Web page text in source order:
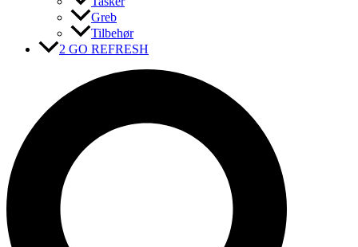
Greb
Tilbehør
2 GO REFRESH